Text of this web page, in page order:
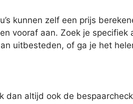
kunnen zelf een prijs
vooraf aan. Zoek je
uitbesteden, of ga je het
altijd ook de